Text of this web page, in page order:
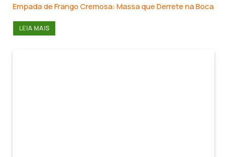
Empada de Frango Cremosa: Massa que Derrete na Boca
LEIA MAIS